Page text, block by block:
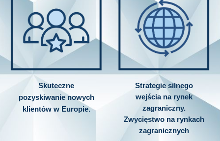
Skuteczne
pozyskiwanie nowych
klientów w Europie.
Strategie silnego
wejścia na rynek
zagraniczny.
Zwycięstwo na rynkach
zagranicznych